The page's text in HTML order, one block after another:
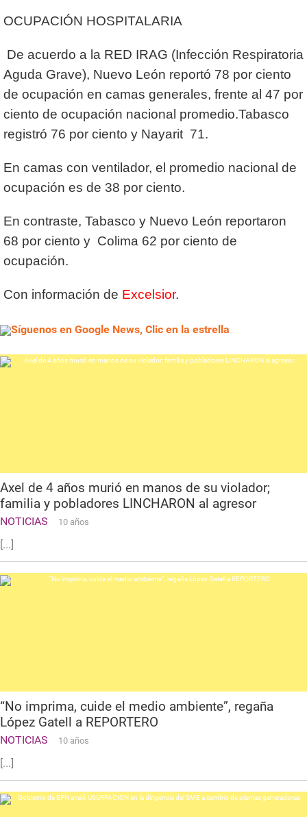
OCUPACIÓN HOSPITALARIA
De acuerdo a la RED IRAG (Infección Respiratoria
Aguda Grave), Nuevo León reportó 78 por ciento
de ocupación en camas generales, frente al 47 por
ciento de ocupación nacional promedio.Tabasco
registró 76 por ciento y Nayarit 71.
En camas con ventilador, el promedio nacional de
ocupación es de 38 por ciento.
En contraste, Tabasco y Nuevo León reportaron
68 por ciento y Colima 62 por ciento de
ocupación.
Con información de Excelsior.
Síguenos en Google News, Clic en la estrella
Axel de 4 años murió en manos de su violador;
familia y pobladores LINCHARON al agresor
NOTICIAS 10 años
[...]
“No imprima, cuide el medio ambiente”, regaña
López Gatell a REPORTERO
NOTICIAS 10 años
[...]